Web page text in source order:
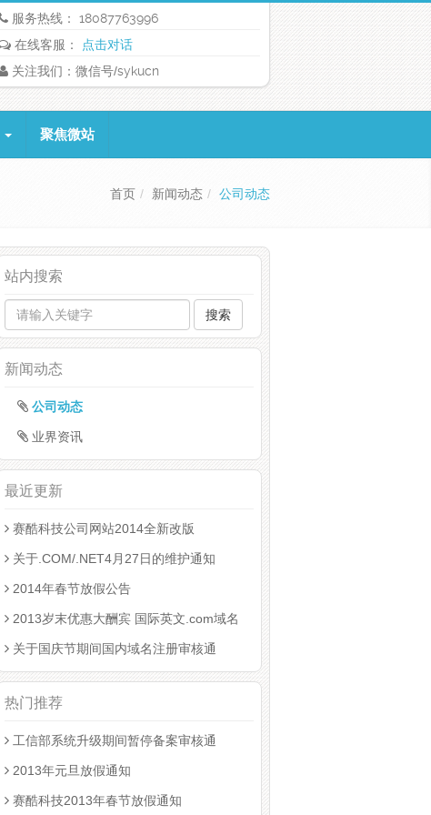
服务热线： 18087763996
在线客服：
点击对话
关注我们：微信号/sykucn
聚焦微站
首页 新闻动态 公司动态
站内搜索
搜索
新闻动态
公司动态
业界资讯
最近更新
赛酷科技公司网站2014全新改版
关于.COM/.NET4月27日的维护通知
2014年春节放假公告
2013岁末优惠大酬宾 国际英文.com域名
关于国庆节期间国内域名注册审核通
热门推荐
工信部系统升级期间暂停备案审核通
2013年元旦放假通知
赛酷科技2013年春节放假通知